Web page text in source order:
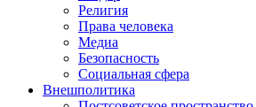
Религия
Права человека
Медиа
Безопасность
Социальная сфера
Внешполитика